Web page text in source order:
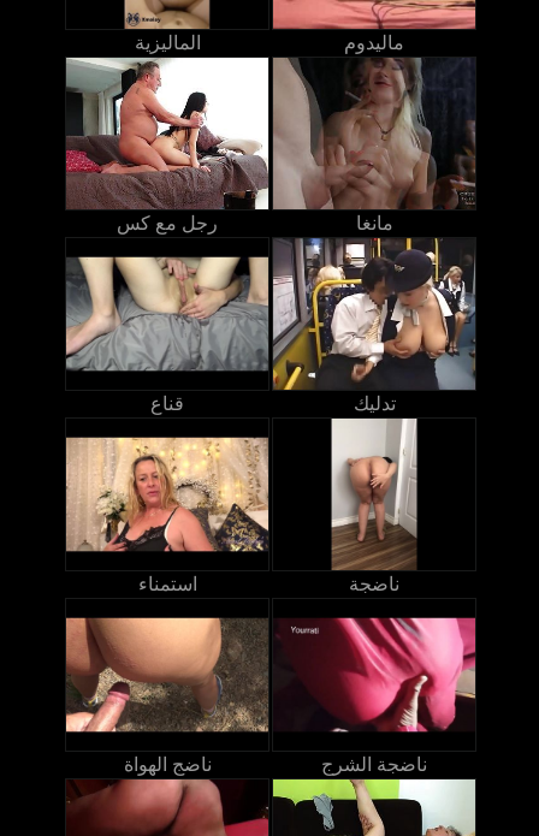
الماليزية ماليدوم
رجل مع كس مانغا
قناع تدليك
استمناء ناضجة
ناضج الهواة ناضجة الشرج